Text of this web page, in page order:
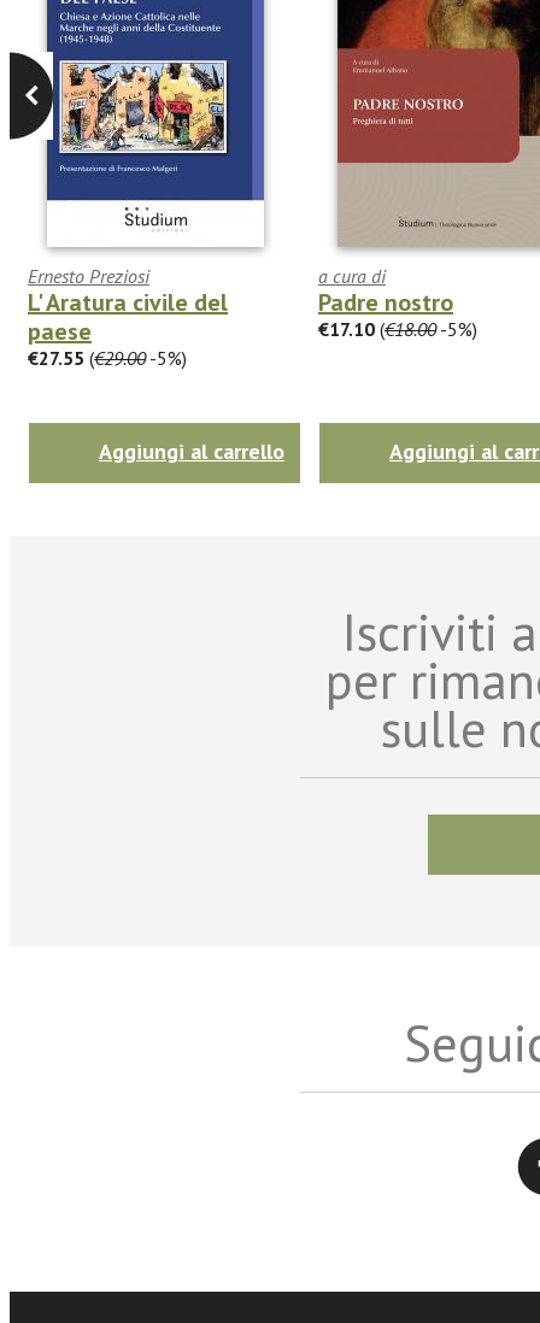
Ernesto Preziosi
L' Aratura civile del
paese
€27.55 (€29.00-5%)
Aggiungi al carrello
a cura di
Padre nostro
€17.10 (€18.00-5%)
Aggiungi al
Iscriviti
per
sulle